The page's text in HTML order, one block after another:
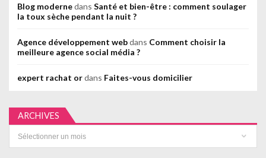
Blog modernedans Santé et bien-être : comment soulager
la toux sèche pendant la nuit ?
Agence développement webdans Comment choisir la
meilleure agence social média ?
expert rachat ordans Faites-vous domicilier
ARCHIVES